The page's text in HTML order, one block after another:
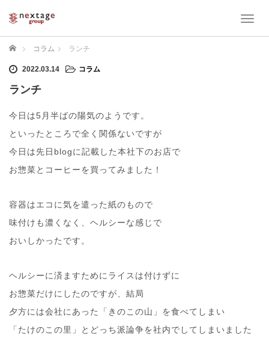
T
ホーム コラム ランチ
2022.03.14 コラム
ランチ
今日は5月半ばの陽気のようです。
といったところで全く関係ないですが
今日は先日blogに記載した本社下のお店で
お惣菜とコーヒーを買ってみました！
容器はエコに気を遣った紙のもので
味付けも濃くなく、ヘルシーな感じで
おいしかったです。
ヘルシーに済ますためにライスは付けずに
お惣菜だけにしたのですが、結局
夕方には会社にあった「きのこの山」を食べてしまい
「たけのこの里」とどっち派論争を社内でしてしまいました